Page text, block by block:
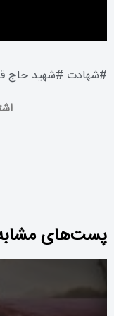
#شهادت #شهید حاج
پست‌های